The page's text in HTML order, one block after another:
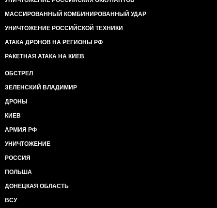
МАССИРОВАННЫЙ КОМБИНИРОВАННЫЙ УДАР
УНИЧТОЖЕНИЕ РОССИЙСКОЙ ТЕХНИКИ
АТАКА ДРОНОВ НА РЕГИОНЫ РФ
РАКЕТНАЯ АТАКА НА КИЕВ
ОБСТРЕЛ
ЗЕЛЕНСКИЙ ВЛАДИМИР
ДРОНЫ
КИЕВ
АРМИЯ РФ
УНИЧТОЖЕНИЕ
РОССИЯ
ПОЛЬША
ДОНЕЦКАЯ ОБЛАСТЬ
ВСУ